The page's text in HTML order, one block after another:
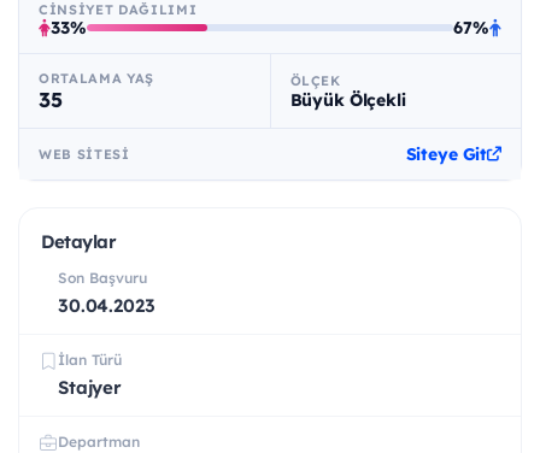
CINSIYET DAĞILIMI
33% 67%
ORTALAMA YAŞ
35
ÖLÇEK
Büyük Ölçekli
WEB SITESI Siteye Git
Detaylar
Son Başvuru
30.04.2023
İlan Türü
Stajyer
Departman